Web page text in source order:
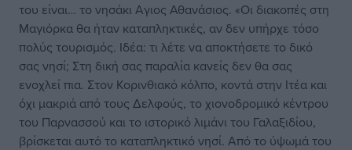
του είναι… το νησάκι Αγιος Αθανάσιος. «Οι διακοπές στη
Μαγιόρκα θα ήταν καταπληκτικές, αν δεν υπήρχε τόσο
πολύς τουρισμός. Ιδέα: τι λέτε να αποκτήσετε το δικό
σας νησί; Στη δική σας παραλία κανείς δεν θα σας
ενοχλεί πια. Στον Κορινθιακό κόλπο, κοντά στην Ιτέα και
όχι μακριά από τους Δελφούς, το χιονοδρομικό κέντρου
του Παρνασσού και το ιστορικό λιμάνι του Γαλαξιδίου,
βρίσκεται αυτό το καταπληκτικό νησί. Από το ύψωμά του